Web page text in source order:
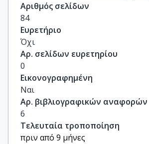
Αριθμός σελίδων
84
Ευρετήριο
Όχι
Αρ. σελίδων ευρετηρίου
0
Εικονογραφημένη
Ναι
Αρ. βιβλιογραφικών αναφορών
6
Τελευταία τροποποίηση
πριν από 9 μήνες